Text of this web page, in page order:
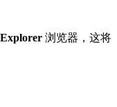
浏览器，这将